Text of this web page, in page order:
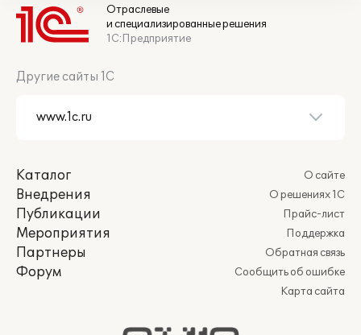
Отраслевые
и специализированные решения
1С:Предприятие
Другие сайты 1С
Каталог
Внедрения
Публикации
Мероприятия
Партнеры
Форум
О сайте
О решениях 1С
Прайс-лист
Поддержка
Обратная связь
Сообщить об ошибке
Карта сайта